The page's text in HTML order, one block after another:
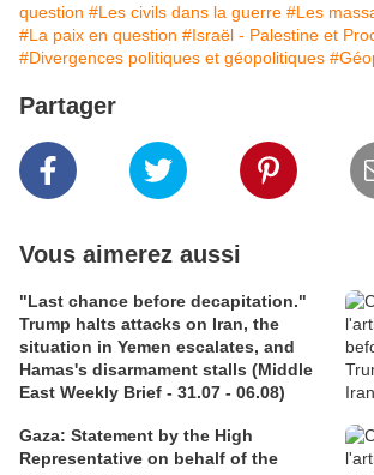
question #Les civils dans la guerre #Les
#La paix en question #Israël - Palestine et
#Divergences politiques et géopolitiques
Partager
Vous aimerez aussi
"Last chance before decapitation."
Trump halts attacks on Iran, the
situation in Yemen escalates, and
Hamas's disarmament stalls (Middle
East Weekly Brief - 31.07 - 06.08)
Gaza: Statement by the High
Representative on behalf of the